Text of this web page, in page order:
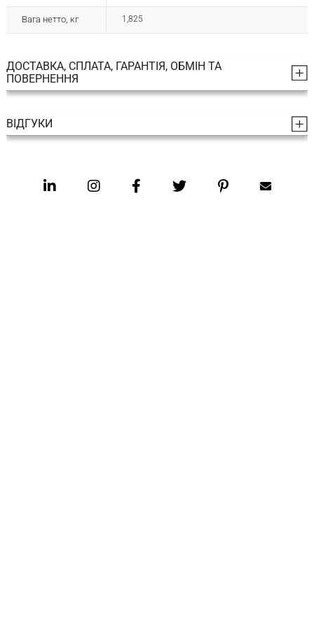
Вага нетто, кг 1,825
ДОСТАВКА, СПЛАТА, ГАРАНТІЯ, ОБМІН ТА
ПОВЕРНЕННЯ
ВІДГУКИ